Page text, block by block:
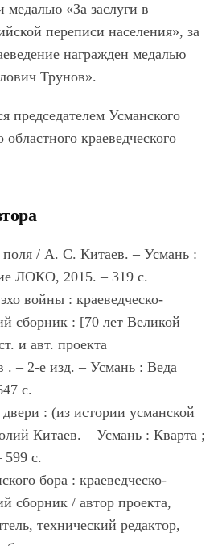
медалью «За заслуги в
переписи населения», за
награжден медалью
Трунов».
председателем Усманского
краеведческого
поля / А. С. Китаев. – Усмань :
ЛОКО, 2015. – 319 с.
войны : краеведческо-
сборник : [70 лет Великой
и авт. проекта
. – 2-е изд. – Усмань : Веда
с.
: (из истории усманской
Китаев. – Усмань : Кварта ;
с.
бора : краеведческо-
сборник / автор проекта,
технический редактор,